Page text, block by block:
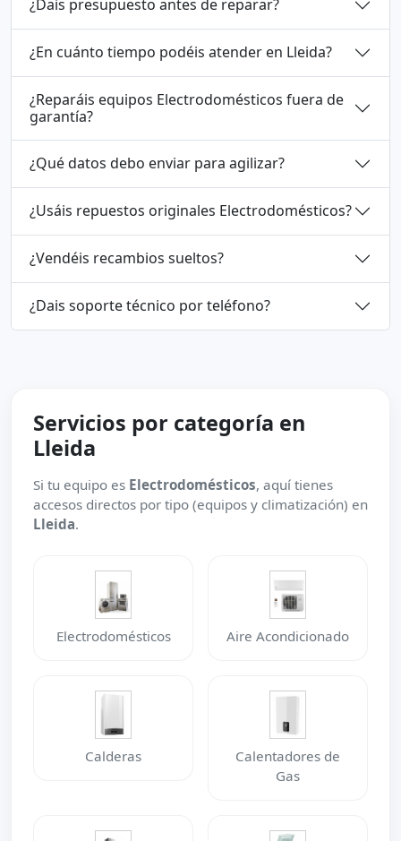
¿Dais presupuesto antes de reparar?
¿En cuánto tiempo podéis atender en Lleida?
¿Reparáis equipos Electrodomésticos fuera de
garantía?
¿Qué datos debo enviar para agilizar?
¿Usáis repuestos originales Electrodomésticos?
¿Vendéis recambios sueltos?
¿Dais soporte técnico por teléfono?
Servicios por categoría en
Lleida
Si tu equipo es Electrodomésticos, aquí tienes
accesos directos por tipo (equipos y climatización) en
Lleida.
Electrodomésticos Aire Acondicionado
Calderas
Calentadores de
Gas